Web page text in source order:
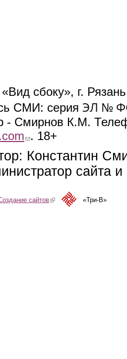
сбоку», г.
СМИ: серия ЭЛ №
- Смирнов К.М.
(link sends e-mail)
. 18+
Константин
сайта
сайтов(link is external)«Три-В»